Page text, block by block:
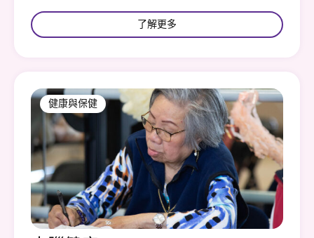
了解更多
健康與保健